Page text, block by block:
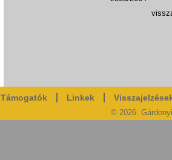
Támogatók Linkek
© 2026.